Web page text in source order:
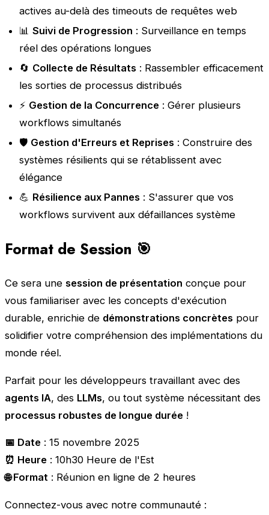
actives au-delà des timeouts de requêtes web
📊 Suivi de Progression : Surveillance en temps
réel des opérations longues
🔄 Collecte de Résultats : Rassembler efficacement
les sorties de processus distribués
⚡ Gestion de la Concurrence : Gérer plusieurs
workflows simultanés
🛡️ Gestion d'Erreurs et Reprises : Construire des
systèmes résilients qui se rétablissent avec
élégance
💪 Résilience aux Pannes : S'assurer que vos
workflows survivent aux défaillances système
Format de Session 🎯
Ce sera une session de présentation conçue pour
vous familiariser avec les concepts d'exécution
durable, enrichie de démonstrations concrètes pour
solidifier votre compréhension des implémentations du
monde réel.
Parfait pour les développeurs travaillant avec des
agents IA, des LLMs, ou tout système nécessitant des
processus robustes de longue durée !
📅 Date : 15 novembre 2025
⏰ Heure : 10h30 Heure de l'Est
🌐 Format : Réunion en ligne de 2 heures
Connectez-vous avec notre communauté :